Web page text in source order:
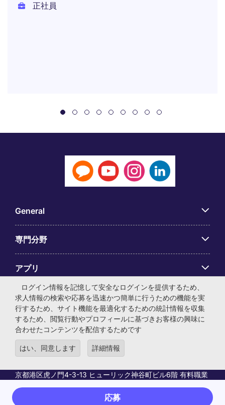
応募
正社員
General
専門分野
アプリ
Employer Centre
© マイケル・ペイジ・インターナショナル・ジャパン株式会
京都港区虎ノ門4-3-13 ヒューリック神谷町ビル6階 有料職業
紹介事業許可番号：13-ユ-040405 ／ 労働者派遣事業許可番
ログイン情報を記憶して安全なログインを提供するため、
求人情報の検索や応募を迅速かつ簡単に行うための機能を実
行するため、サイト機能を最適化するための統計情報を収集
するため、閲覧行動やプロフィールに基づきお客様の興味に
合わせたコンテンツを配信するためです
はい、同意します 詳細情報